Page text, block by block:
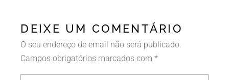
DEIXE UM COMENTÁRIO
O seu endereço de email não será publicado.
Campos obrigatórios marcados com*